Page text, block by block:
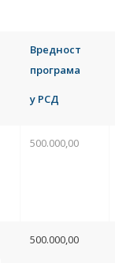
Вредност
програма
у РСД
500.000,00
500.000,00